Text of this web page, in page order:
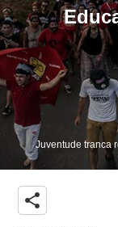
Juventude tranca
share